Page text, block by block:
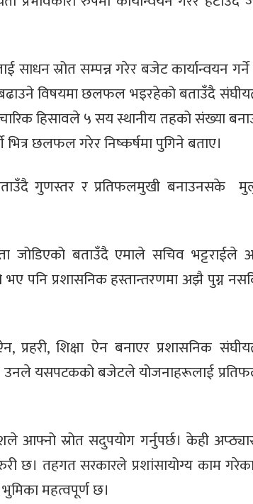
साधन स्रोत सम्पन्न गरेर बजेट कार्यान्वयन गर्ने
विषयमा छलफल भइरहेको बताउँदै
हिसावले ५ सय स्थानीय तहको संख्या
छलफल गरेर निष्कर्षमा पुगिने बताए।
गुणस्तर र प्रतिफलमुखी बनाउनसके
जोडिएको बताउँदै एमाले सचिव भट्टराईले
भए पनि प्रशासनिक हस्तान्तरणमा अझै पुग्न
प्रहरी, शिक्षा ऐन बनाएर प्रशासनिक
उनले यसपटकको बजेटले योजनाहरूलाई
आफ्नो स्रोत सदुपयोग गर्नुपर्छ। केही
छ। तहगत सरकारले प्रशांसायोग्य काम
महत्वपूर्ण छ।